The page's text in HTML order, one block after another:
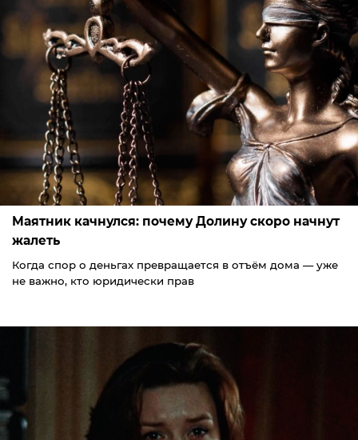
Маятник качнулся: почему Долину скоро начнут
жалеть
Когда спор о деньгах превращается в отъём дома — уже
не важно, кто юридически прав